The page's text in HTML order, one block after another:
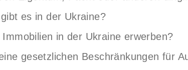
es in der Ukraine?
in der Ukraine erwerben?
gesetzlichen Beschränkungen für